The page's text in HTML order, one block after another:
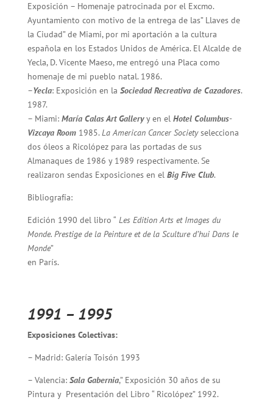
Exposición – Homenaje patrocinada por el Excmo.
Ayuntamiento con motivo de la entrega de las” Llaves de
la Ciudad” de Miami, por mi aportación a la cultura
española en los Estados Unidos de América. El Alcalde de
Yecla, D. Vicente Maeso, me entregó una Placa como
homenaje de mi pueblo natal. 1986.
–Yecla: Exposición en la Sociedad Recreativa de Cazadores.
1987.
– Miami: María Calas Art Galleryy en el Hotel Columbus-
Vizcaya Room1985. La American Cancer Societyselecciona
dos óleos a Ricolópez para las portadas de sus
Almanaques de 1986 y 1989 respectivamente. Se
realizaron sendas Exposiciones en el Big Five Club.
Bibliografía:
Edición 1990 del libro “ Les Edition Arts et Images du
Monde. Prestige de la Peinture et de la Sculture d’hui Dans le
Monde”
en París.
1991 – 1995
Exposiciones Colectivas:
– Madrid: Galería Toisón 1993
– Valencia: Sala Gabernia,” Exposición 30 años de su
Pintura y Presentación del Libro “ Ricolópez” 1992.